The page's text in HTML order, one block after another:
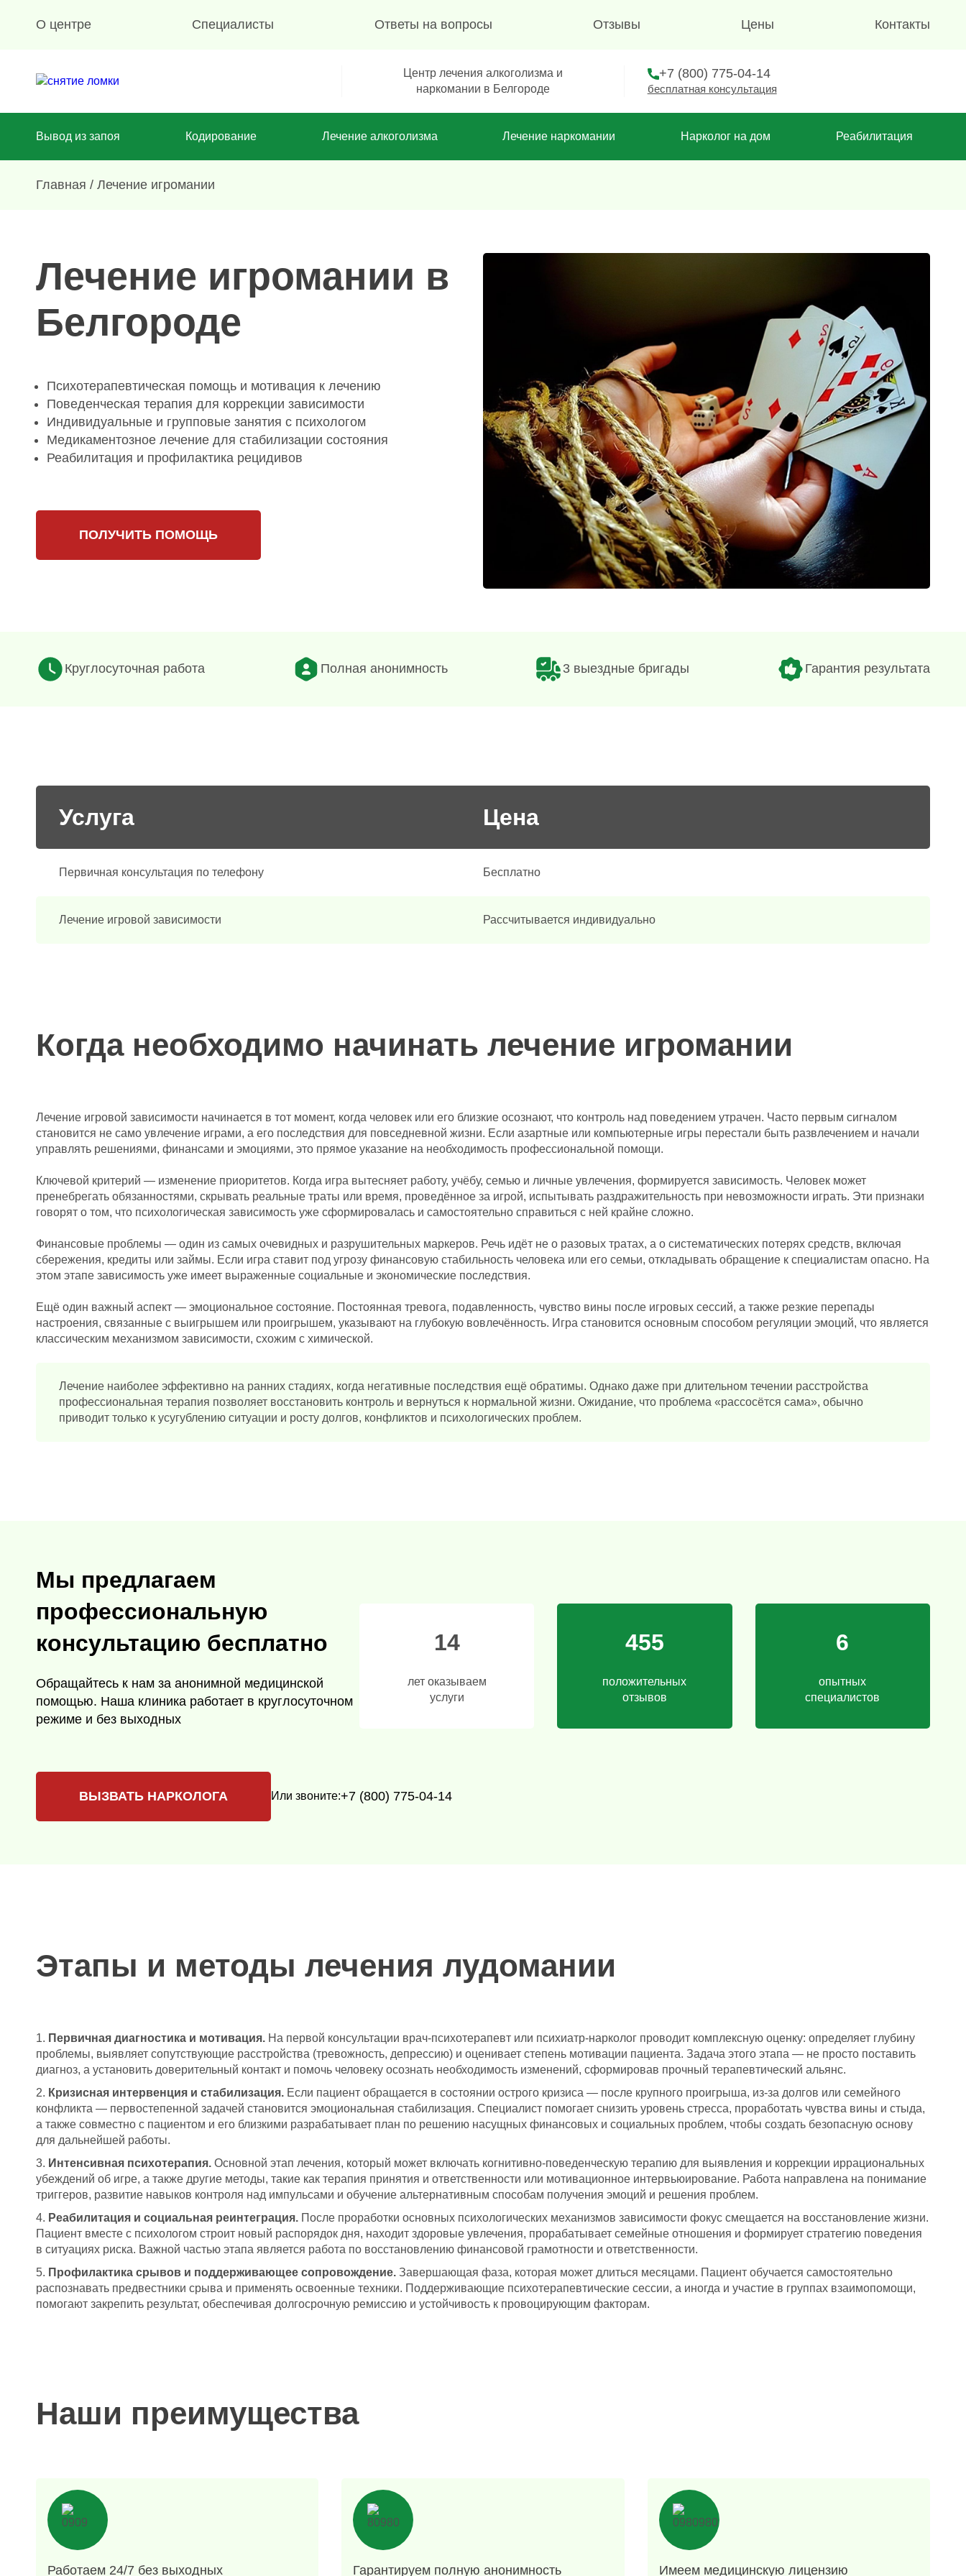
О центре Специалисты Ответы на вопросы Отзывы Цены Контакты
Центр лечения алкоголизма и
наркомании в Белгороде
+7 (800) 775-04-14
бесплатная консультация
Вывод из запоя Кодирование Лечение алкоголизма Лечение наркомании Нарколог на дом Реабилитация
Главная / Лечение игромании
Лечение игромании в
Белгороде
Психотерапевтическая помощь и мотивация к лечению
Поведенческая терапия для коррекции зависимости
Индивидуальные и групповые занятия с психологом
Медикаментозное лечение для стабилизации состояния
Реабилитация и профилактика рецидивов
ПОЛУЧИТЬ ПОМОЩЬ
Круглосуточная работа Полная анонимность 3 выездные бригады Гарантия результата
Услуга Цена
Первичная консультация по телефону Бесплатно
Лечение игровой зависимости Рассчитывается индивидуально
Когда необходимо начинать лечение игромании
Лечение игровой зависимости начинается в тот момент, когда человек или его близкие осознают, что контроль над поведением утрачен. Часто первым сигналом
становится не само увлечение играми, а его последствия для повседневной жизни. Если азартные или компьютерные игры перестали быть развлечением и начали
управлять решениями, финансами и эмоциями, это прямое указание на необходимость профессиональной помощи.
Ключевой критерий — изменение приоритетов. Когда игра вытесняет работу, учёбу, семью и личные увлечения, формируется зависимость. Человек может
пренебрегать обязанностями, скрывать реальные траты или время, проведённое за игрой, испытывать раздражительность при невозможности играть. Эти признаки
говорят о том, что психологическая зависимость уже сформировалась и самостоятельно справиться с ней крайне сложно.
Финансовые проблемы — один из самых очевидных и разрушительных маркеров. Речь идёт не о разовых тратах, а о систематических потерях средств, включая
сбережения, кредиты или займы. Если игра ставит под угрозу финансовую стабильность человека или его семьи, откладывать обращение к специалистам опасно. На
этом этапе зависимость уже имеет выраженные социальные и экономические последствия.
Ещё один важный аспект — эмоциональное состояние. Постоянная тревога, подавленность, чувство вины после игровых сессий, а также резкие перепады
настроения, связанные с выигрышем или проигрышем, указывают на глубокую вовлечённость. Игра становится основным способом регуляции эмоций, что является
классическим механизмом зависимости, схожим с химической.
Лечение наиболее эффективно на ранних стадиях, когда негативные последствия ещё обратимы. Однако даже при длительном течении расстройства
профессиональная терапия позволяет восстановить контроль и вернуться к нормальной жизни. Ожидание, что проблема «рассосётся сама», обычно
приводит только к усугублению ситуации и росту долгов, конфликтов и психологических проблем.
Мы предлагаем
профессиональную
консультацию бесплатно
Обращайтесь к нам за анонимной медицинской
помощью. Наша клиника работает в круглосуточном
режиме и без выходных
14
лет оказываем
услуги
455
положительных
отзывов
6
опытных
специалистов
ВЫЗВАТЬ НАРКОЛОГА Или звоните:+7 (800) 775-04-14
Этапы и методы лечения лудомании
Первичная диагностика и мотивация. На первой консультации врач-психотерапевт или психиатр-нарколог проводит комплексную оценку: определяет глубину
проблемы, выявляет сопутствующие расстройства (тревожность, депрессию) и оценивает степень мотивации пациента. Задача этого этапа — не просто поставить
диагноз, а установить доверительный контакт и помочь человеку осознать необходимость изменений, сформировав прочный терапевтический альянс.
Кризисная интервенция и стабилизация. Если пациент обращается в состоянии острого кризиса — после крупного проигрыша, из-за долгов или семейного
конфликта — первостепенной задачей становится эмоциональная стабилизация. Специалист помогает снизить уровень стресса, проработать чувства вины и стыда,
а также совместно с пациентом и его близкими разрабатывает план по решению насущных финансовых и социальных проблем, чтобы создать безопасную основу
для дальнейшей работы.
Интенсивная психотерапия. Основной этап лечения, который может включать когнитивно-поведенческую терапию для выявления и коррекции иррациональных
убеждений об игре, а также другие методы, такие как терапия принятия и ответственности или мотивационное интервьюирование. Работа направлена на понимание
триггеров, развитие навыков контроля над импульсами и обучение альтернативным способам получения эмоций и решения проблем.
Реабилитация и социальная реинтеграция. После проработки основных психологических механизмов зависимости фокус смещается на восстановление жизни.
Пациент вместе с психологом строит новый распорядок дня, находит здоровые увлечения, прорабатывает семейные отношения и формирует стратегию поведения
в ситуациях риска. Важной частью этапа является работа по восстановлению финансовой грамотности и ответственности.
Профилактика срывов и поддерживающее сопровождение. Завершающая фаза, которая может длиться месяцами. Пациент обучается самостоятельно
распознавать предвестники срыва и применять освоенные техники. Поддерживающие психотерапевтические сессии, а иногда и участие в группах взаимопомощи,
помогают закрепить результат, обеспечивая долгосрочную ремиссию и устойчивость к провоцирующим факторам.
Наши преимущества
Работаем 24/7 без выходных Гарантируем полную анонимность Имеем медицинскую лицензию